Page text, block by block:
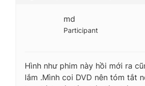
md
Participant
Hình như phim này hồi mới ra
lắm .Mình coi DVD nên tóm tắt